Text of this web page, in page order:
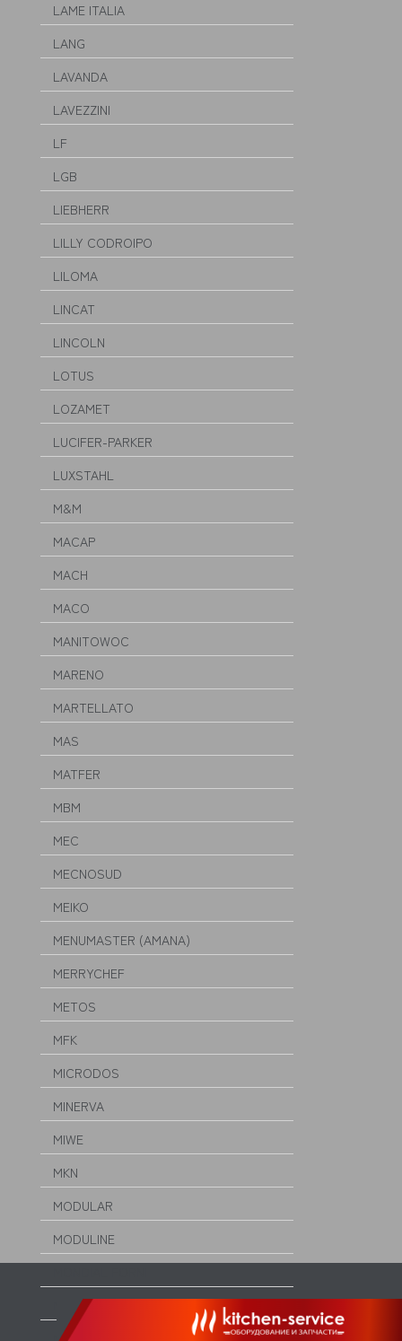
LAME ITALIA
LANG
LAVANDA
LAVEZZINI
LF
LGB
LIEBHERR
LILLY CODROIPO
LILOMA
LINCAT
LINCOLN
LOTUS
LOZAMET
LUCIFER-PARKER
LUXSTAHL
M&M
MACAP
MACH
MACO
MANITOWOC
MARENO
MARTELLATO
MAS
MATFER
MBM
MEC
MECNOSUD
MEIKO
MENUMASTER (AMANA)
MERRYCHEF
METOS
MFK
MICRODOS
MINERVA
MIWE
MKN
MODULAR
MODULINE
MONO